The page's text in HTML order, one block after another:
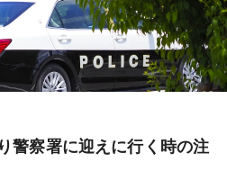
警察署に迎えに行く時の注